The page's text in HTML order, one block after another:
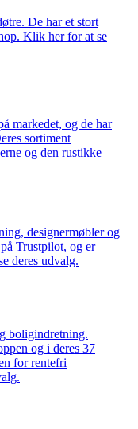
De har et stort
Klik her for at se
markedet, og de har
sortiment
og den rustikke
designermøbler og
Trustpilot, og er
deres udvalg.
boligindretning.
og i deres 37
for rentefri